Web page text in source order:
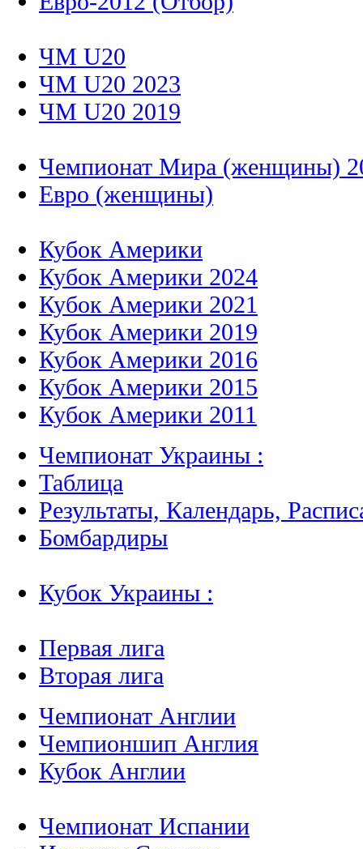
ЧМ U20
ЧМ U20 2023
ЧМ U20 2019
Чемпионат Мира (женщины)
Евро (женщины)
Кубок Америки
Кубок Америки 2024
Кубок Америки 2021
Кубок Америки 2019
Кубок Америки 2016
Кубок Америки 2015
Кубок Америки 2011
Чемпионат Украины :
Таблица
Результаты, Календарь,
Бомбардиры
Кубок Украины :
Первая лига
Вторая лига
Чемпионат Англии
Чемпионшип Англия
Кубок Англии
Чемпионат Испании